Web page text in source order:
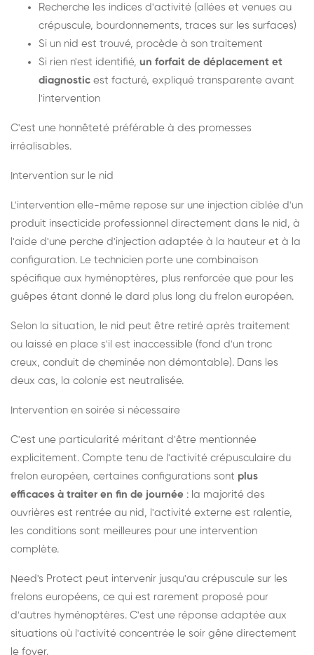
Recherche les indices d'activité (allées et venues au
crépuscule, bourdonnements, traces sur les surfaces)
Si un nid est trouvé, procède à son traitement
Si rien n'est identifié, un forfait de déplacement et
diagnostic est facturé, expliqué transparente avant
l'intervention
C'est une honnêteté préférable à des promesses
irréalisables.
Intervention sur le nid
L'intervention elle-même repose sur une injection ciblée d'un
produit insecticide professionnel directement dans le nid, à
l'aide d'une perche d'injection adaptée à la hauteur et à la
configuration. Le technicien porte une combinaison
spécifique aux hyménoptères, plus renforcée que pour les
guêpes étant donné le dard plus long du frelon européen.
Selon la situation, le nid peut être retiré après traitement
ou laissé en place s'il est inaccessible (fond d'un tronc
creux, conduit de cheminée non démontable). Dans les
deux cas, la colonie est neutralisée.
Intervention en soirée si nécessaire
C'est une particularité méritant d'être mentionnée
explicitement. Compte tenu de l'activité crépusculaire du
frelon européen, certaines configurations sont plus
efficaces à traiter en fin de journée : la majorité des
ouvrières est rentrée au nid, l'activité externe est ralentie,
les conditions sont meilleures pour une intervention
complète.
Need's Protect peut intervenir jusqu'au crépuscule sur les
frelons européens, ce qui est rarement proposé pour
d'autres hyménoptères. C'est une réponse adaptée aux
situations où l'activité concentrée le soir gêne directement
le foyer.